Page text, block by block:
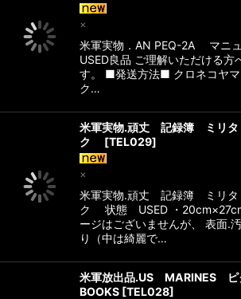
×
米軍実物．AN PEQ-2A マニ
USED良品 ご理解いただける方
す。 ■発送方法■ クロネコヤ
ク…
米軍実物.頑丈 記録簿 ミリタ
ク
[TEL029]
×
米軍実物.頑丈 記録簿 ミリタ
ク 状態 USED ・
ージはございませんが、 表面.
り（中は綺麗で…
米軍放出品.US MARINES
BOOKS [TEL028]